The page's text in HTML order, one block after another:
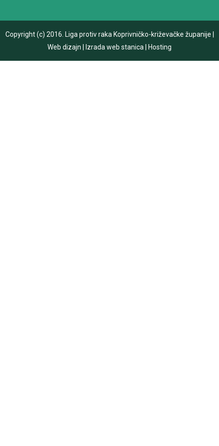
Copyright (c) 2016. Liga protiv raka Koprivničko-križevačke županije
Web dizajn
Izrada web stanica Hosting